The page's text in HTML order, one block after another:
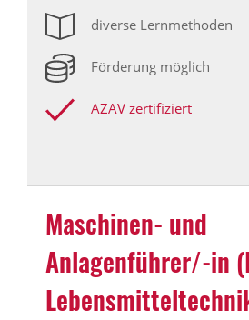
diverse Lernmethoden
Förderung möglich
AZAV zertifiziert
Maschinen- und
Anlagenführer/-in